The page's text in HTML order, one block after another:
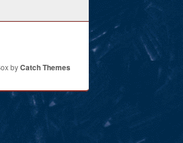
byCatch Themes